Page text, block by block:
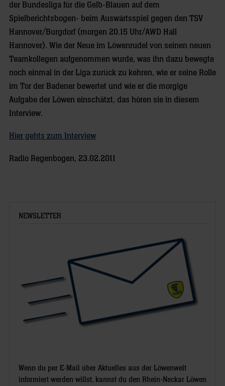
der Bundesliga für die Gelb-Blauen auf dem
Spielberichtsbogen- beim Auswärtsspiel gegen den TSV
Hannover/Burgdorf (morgen 20.15 Uhr/AWD Hall
Hannover). Wie der Neue im Löwenrudel von seinen neuen
Teamkollegen aufgenommen wurde, was ihn dazu bewegte
noch einmal in der Liga zurück zu kehren, wie er seine Rolle
im Tor der Badener bewertet und wie er die morgige
Aufgabe der Löwen einschätzt, das hören sie in diesem
Interview.
Hier gehts zum Interview
Radio Regenbogen, 23.02.2011
NEWSLETTER
Wenn du per E-Mail über Aktuelles aus der Löwenwelt
informiert werden willst, kannst du den Rhein-Neckar Löwen